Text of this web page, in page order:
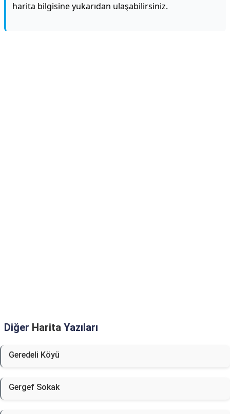
harita bilgisine yukarıdan ulaşabilirsiniz.
Diğer Harita Yazıları
Geredeli Köyü
Gergef Sokak